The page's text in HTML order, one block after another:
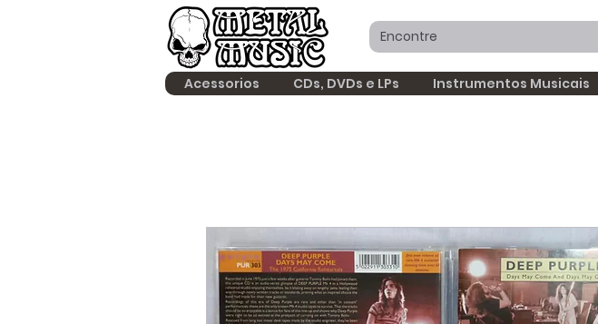
Acessorios CDs, DVDs e LPs Instrumentos Musicais